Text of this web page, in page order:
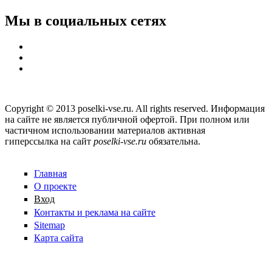
Мы в социальных сетях
Copyright © 2013 poselki-vse.ru. All rights reserved. Информация
на сайте не является публичной офертой. При полном или
частичном использовании материалов активная
гиперссылка на сайт poselki-vse.ru​ обязательна.
Главная
О проекте
Вход
Контакты и реклама на сайте
Sitemap
Карта сайта